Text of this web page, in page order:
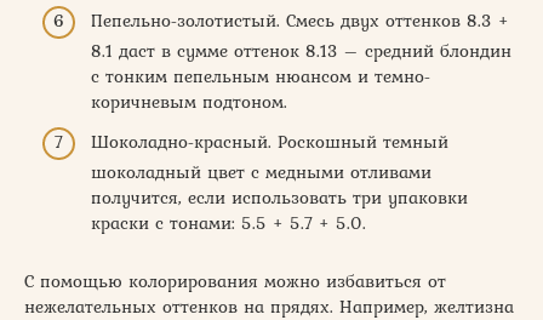
Пепельно-золотистый. Смесь двух оттенков 8.3 +
8.1 даст в сумме оттенок 8.13 – средний блондин
с тонким пепельным нюансом и темно-
коричневым подтоном.
Шоколадно-красный. Роскошный темный
шоколадный цвет с медными отливами
получится, если использовать три упаковки
краски с тонами: 5.5 + 5.7 + 5.0.
С помощью колорирования можно избавиться от
нежелательных оттенков на прядях. Например, желтизна